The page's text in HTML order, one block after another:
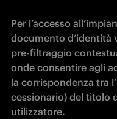
Per l’accesso
documento d’identità
pre-filtraggio
onde consentire agli
la corrispondenza tra
cessionario) del titolo
utilizzatore.